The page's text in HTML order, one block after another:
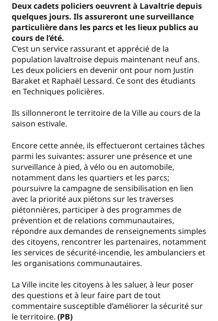
Deux cadets policiers oeuvrent à Lavaltrie depuis
quelques jours. Ils assureront une surveillance
particulière dans les parcs et les lieux publics au
cours de l’été.
C’est un service rassurant et apprécié de la
population lavaltroise depuis maintenant neuf ans.
Les deux policiers en devenir ont pour nom Justin
Baraket et Raphaël Lessard. Ce sont des étudiants
en Techniques policières.
Ils sillonneront le territoire de la Ville au cours de la
saison estivale.
Encore cette année, ils effectueront certaines tâches
parmi les suivantes: assurer une présence et une
surveillance à pied, à vélo ou en automobile,
notamment dans les quartiers et les parcs;
poursuivre la campagne de sensibilisation en lien
avec la priorité aux piétons sur les traverses
piétonnières, participer à des programmes de
prévention et de relations communautaires,
répondre aux demandes de renseignements simples
des citoyens, rencontrer les partenaires, notamment
les services de sécurité-incendie, les ambulanciers et
les organisations communautaires.
La Ville incite les citoyens à les saluer, à leur poser
des questions et à leur faire part de tout
commentaire susceptible d’améliorer la sécurité sur
le territoire. (PB)